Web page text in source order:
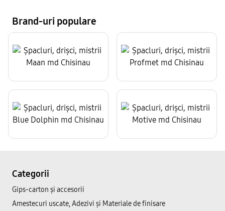
Brand-uri populare
Categorii
Gips-carton și accesorii
Amestecuri uscate, Adezivi şi Materiale de finisare